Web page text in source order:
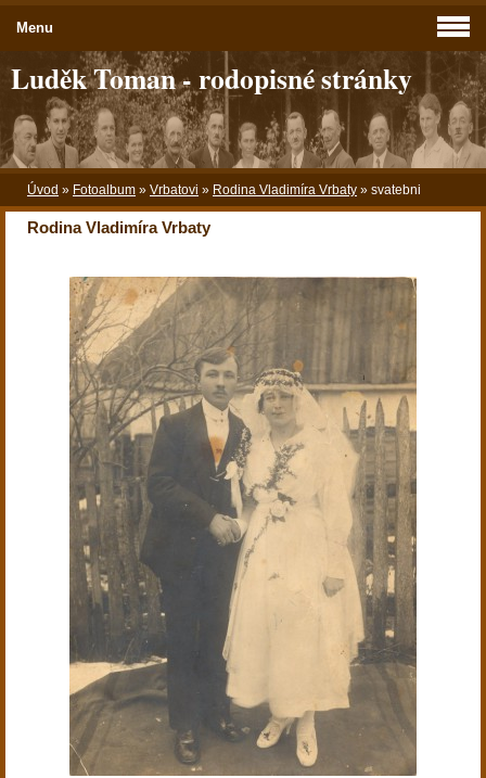
Luděk Toman - rodopisné stránky
Úvod » Fotoalbum » Vrbatovi » Rodina Vladimíra Vrbaty » svatebni
Rodina Vladimíra Vrbaty
Menu